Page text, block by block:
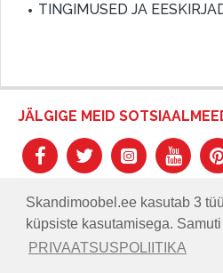
Skandimoobel.ee kasutab 3
küpsiste kasutamisega.
PRIVAATSUSPOLIITIKA
TINGIMUSED JA
JÄLGIGE MEID
© SKANDIMÖÖBEL.EE |